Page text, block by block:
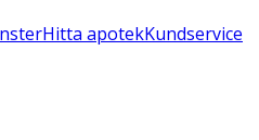
Hitta apotekKundservice